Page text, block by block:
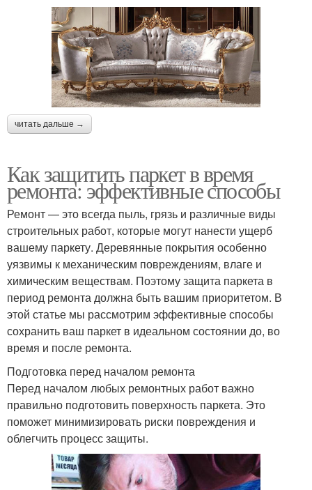
читать дальше →
Как защитить паркет в время
ремонта: эффективные способы
Ремонт — это всегда пыль, грязь и различные виды
строительных работ, которые могут нанести ущерб
вашему паркету. Деревянные покрытия особенно
уязвимы к механическим повреждениям, влаге и
химическим веществам. Поэтому защита паркета в
период ремонта должна быть вашим приоритетом. В
этой статье мы рассмотрим эффективные способы
сохранить ваш паркет в идеальном состоянии до, во
время и после ремонта.
Подготовка перед началом ремонта
Перед началом любых ремонтных работ важно
правильно подготовить поверхность паркета. Это
поможет минимизировать риски повреждения и
облегчить процесс защиты.